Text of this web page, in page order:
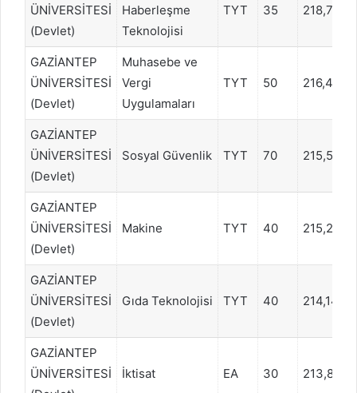
ÜNİVERSİTESİ
(Devlet)
Haberleşme
Teknolojisi
TYT 35
GAZİANTEP
ÜNİVERSİTESİ
(Devlet)
Muhasebe ve
Vergi
Uygulamaları
TYT 50
GAZİANTEP
ÜNİVERSİTESİ
(Devlet)
Sosyal Güvenlik TYT 70
GAZİANTEP
ÜNİVERSİTESİ
(Devlet)
Makine TYT 40
GAZİANTEP
ÜNİVERSİTESİ
(Devlet)
Gıda Teknolojisi TYT 40
GAZİANTEP
ÜNİVERSİTESİ
İktisat EA 30